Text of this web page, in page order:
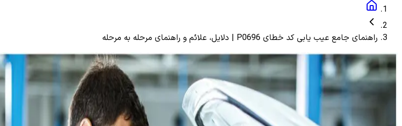
راهنمای جامع عیب یابی کد خطای P0696 | دلایل، علائم و راهنمای مرحله به مرحله